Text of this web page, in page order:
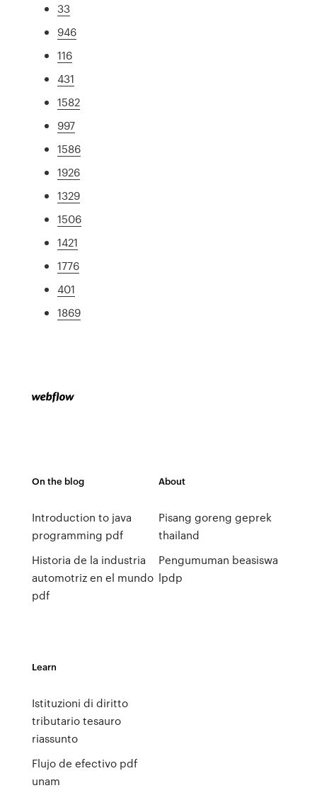
33
946
116
431
1582
997
1586
1926
1329
1506
1421
1776
401
1869
On the blog
Introduction to java
programming pdf
Historia de la industria
automotriz en el mundo
pdf
About
Pisang goreng geprek
thailand
Pengumuman beasiswa
lpdp
Learn
Istituzioni di diritto
tributario tesauro
riassunto
Flujo de efectivo pdf
unam